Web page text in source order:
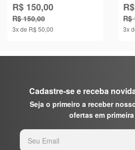
R$ 150,00
R$ 150,00
3x de R$ 50,00
R$
3x
Cadastre-se e receba
Seja o primeiro a receber
ofertas em